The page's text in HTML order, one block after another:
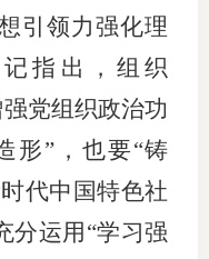
领力强化理
指出，组织
党组织政治功
形”，也要“铸
代中国特色社
分运用“学习强